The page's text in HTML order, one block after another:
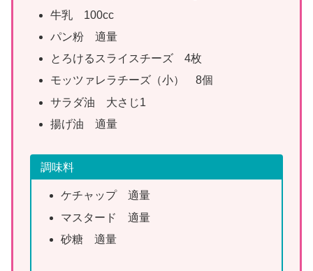
牛乳 100cc
パン粉 適量
とろけるスライスチーズ 4枚
モッツァレラチーズ（小） 8個
サラダ油 大さじ1
揚げ油 適量
調味料
ケチャップ 適量
マスタード 適量
砂糖 適量